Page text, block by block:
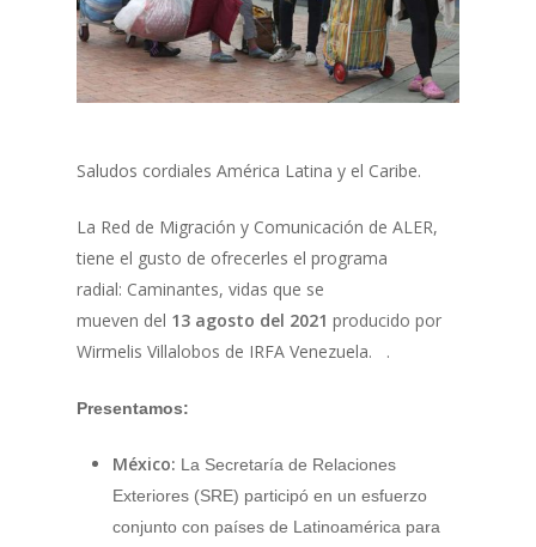
Saludos cordiales América Latina y el Caribe.
La Red de Migración y Comunicación de ALER,
tiene el gusto de ofrecerles el programa
radial: Caminantes, vidas que se
mueven del 13 agosto del 2021 producido por
Wirmelis Villalobos de IRFA Venezuela. .
Presentamos:
México: La Secretaría de Relaciones
Exteriores (SRE) participó en un esfuerzo
conjunto con países de Latinoamérica para